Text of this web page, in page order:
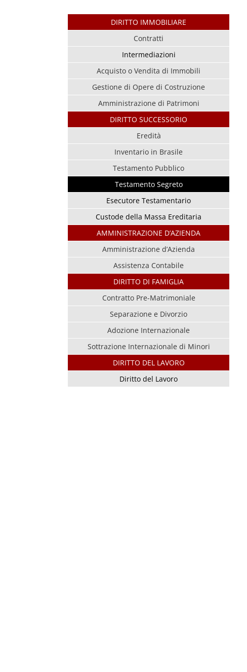
DIRITTO IMMOBILIARE
Contratti
Intermediazioni
Acquisto o Vendita di Immobili
Gestione di Opere di Costruzione
Amministrazione di Patrimoni
DIRITTO SUCCESSORIO
Eredità
Inventario in Brasile
Testamento Pubblico
Testamento Segreto
Esecutore Testamentario
Custode della Massa Ereditaria
AMMINISTRAZIONE D’AZIENDA
Amministrazione d’Azienda
Assistenza Contabile
DIRITTO DI FAMIGLIA
Contratto Pre-Matrimoniale
Separazione e Divorzio
Adozione Internazionale
Sottrazione Internazionale di Minori
DIRITTO DEL LAVORO
Diritto del Lavoro